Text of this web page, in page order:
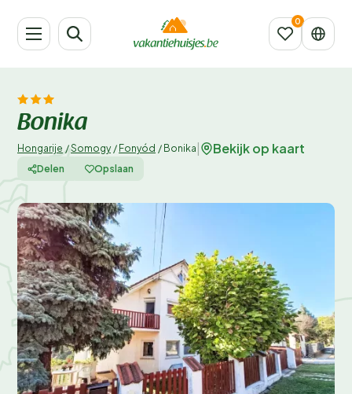
Bonika
Hongarije /Somogy / Fonyód / Bonika Bekijk op kaart
Delen Opslaan